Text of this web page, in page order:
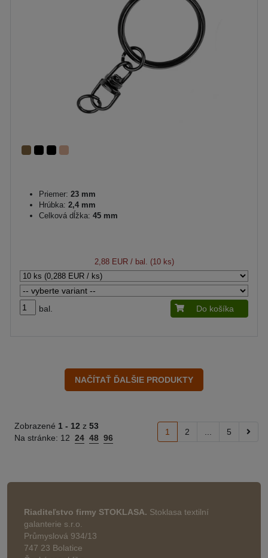
Priemer: 23 mm
Hrúbka: 2,4 mm
Celková dĺžka: 45 mm
2,88 EUR/ bal. (10 ks)
bal. Do košíka
Zobrazené 1 - 12 z 53
Na stránke: 12 24 48 96
1 2 5
Riaditeľstvo firmy STOKLASA. Stoklasa textilní
galanterie s.r.o.
Průmyslová 934/13
747 23 Bolatice